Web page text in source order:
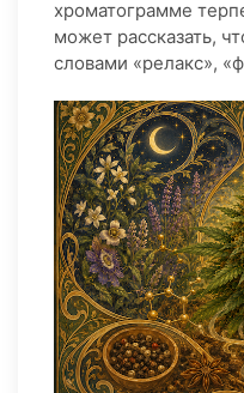
хроматограмме
может рассказать,
словами «релакс»,